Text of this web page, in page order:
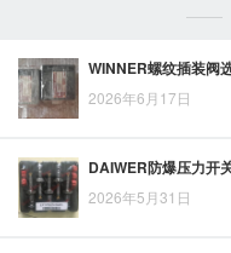
2026年6月17日
2026年5月31日